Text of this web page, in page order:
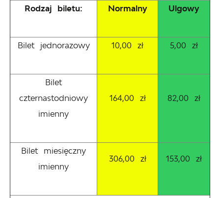
Rodzaj biletu: Normalny Ulgowy
Bilet jednorazowy 10,00 zł 5,00 zł
Bilet
czternastodniowy
imienny
164,00 zł 82,00 zł
Bilet miesięczny
imienny
306,00 zł 153,00 zł